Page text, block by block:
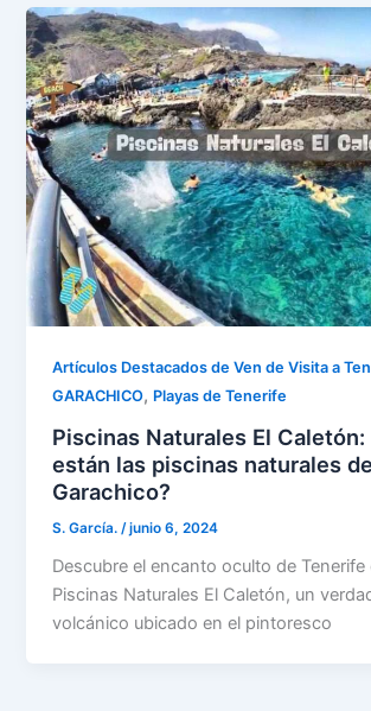
Artículos Destacados de Ven de Visita a
GARACHICO, Playas de Tenerife
Piscinas Naturales El Caletón:
están las piscinas naturales de
Garachico?
S. García. /junio 6, 2024
Descubre el encanto oculto de Tenerife
Piscinas Naturales El Caletón, un
volcánico ubicado en el pintoresco